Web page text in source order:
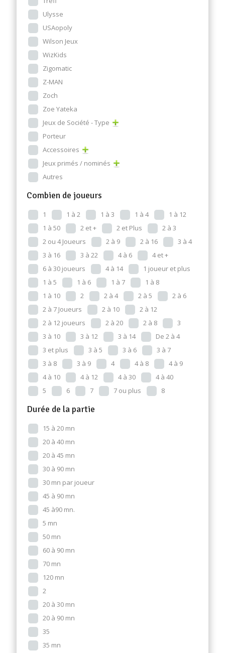
Ulysse
USAopoly
Wilson Jeux
WizKids
Zigomatic
Z-MAN
Zoch
Zoe Yateka
Jeux de Société - Type
Porteur
Accessoires
Jeux primés / nominés
Autres
Combien de joueurs
1 1 à 2 1 à 3 1 à 4
1 à 12
1 à 50
2 et + 2 et Plus
2 à 3
2 ou 4 Joueurs
2 à 9 2 à 16
3 à 4
3 à 16
3 à 22 4 à 6
4 et +
6 à 30 joueurs
4 à 14
1 joueur et plus
1 à 5
1 à 6 1 à 7
1 à 8
1 à 10
2 2 à 4 2 à 5
2 à 6
2 à 7 Joueurs
2 à 10
2 à 12
2 à 12 joueurs
2 à 20 2 à 8
3
3 à 10
3 à 12 3 à 14
De 2 à 4
3 et plus
3 à 5 3 à 6
3 à 7
3 à 8
3 à 9 4 4 à 8
4 à 9
4 à 10
4 à 12 4 à 30
4 à 40
5
6 7 7 ou plus 8
Durée de la partie
15 à 20 mn
20 à 40 mn
20 à 45 mn
30 à 90 mn
30 mn par joueur
45 à 90 mn
45 à90 mn.
5 mn
50 mn
60 à 90 mn
70 mn
120 mn
2
20 à 30 mn
20 à 90 mn
35
35 mn